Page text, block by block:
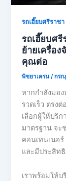
รถเฮี๊ยบศรีราชา
รถเฮี๊ยบศรี
ย้ายเครื่อ
คุณต่อ
พิชยาเครน /กรก
หากกำลังมอง
รวดเร็ว ตรง
เลือกผู้ให้บริ
มาตรฐาน จะ
คอนเทนเนอ
และมีประสิท
เราพร้อมให้